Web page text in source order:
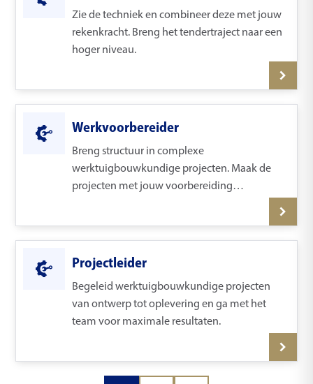
Zie de techniek en combineer deze met jouw
rekenkracht. Breng het tendertraject naar een
hoger niveau.
Werkvoorbereider
Breng structuur in complexe
werktuigbouwkundige projecten. Maak de
projecten met jouw voorbereiding
Projectleider
Begeleid werktuigbouwkundige projecten
van ontwerp tot oplevering en ga met het
team voor maximale resultaten.